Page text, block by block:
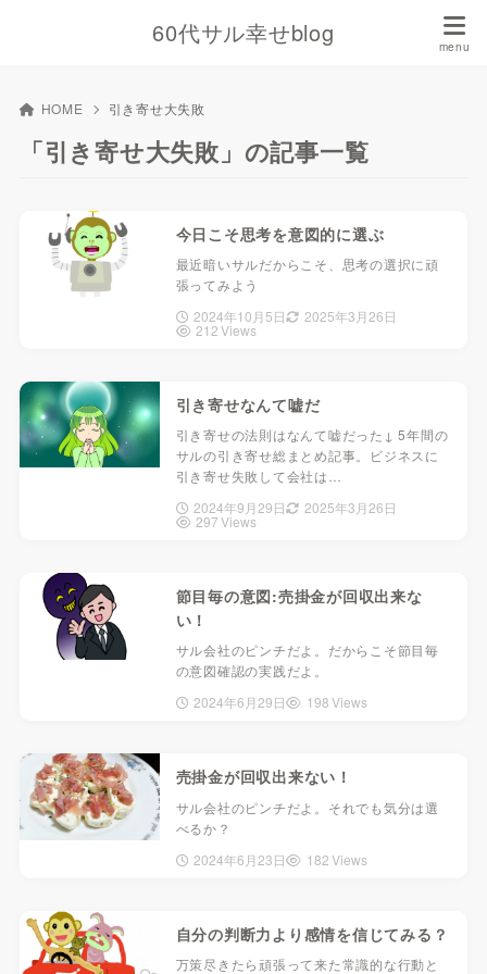
60代サル幸せblog
HOME 引き寄せ大失敗
「引き寄せ大失敗」の記事一覧
今日こそ思考を意図的に選ぶ
最近暗いサルだからこそ、思考の選択に頑
張ってみよう
2024年10月5日
2025年3月26日
212 Views
引き寄せなんて嘘だ
引き寄せの法則はなんて嘘だった↓ 5年間の
サルの引き寄せ総まとめ記事。ビジネスに
引き寄せ失敗して会社は…
2024年9月29日
2025年3月26日
297 Views
節目毎の意図:売掛金が回収出来な
い！
サル会社のピンチだよ。だからこそ節目毎
の意図確認の実践だよ。
2024年6月29日
198 Views
売掛金が回収出来ない！
サル会社のピンチだよ。それでも気分は選
べるか？
2024年6月23日
182 Views
自分の判断力より感情を信じてみる？
万策尽きたら頑張って来た常識的な行動と